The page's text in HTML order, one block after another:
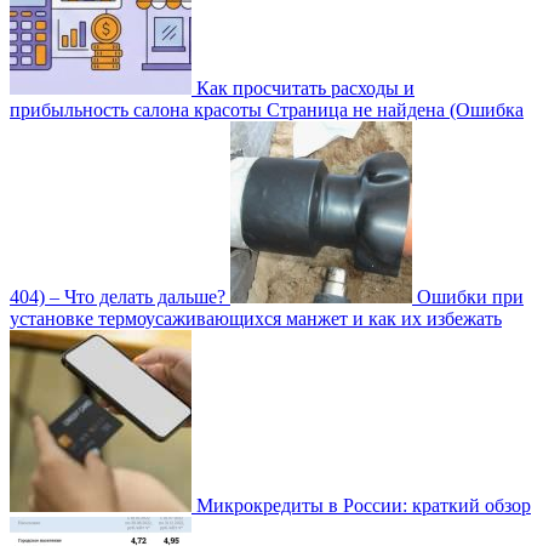
Как просчитать расходы и
прибыльность салона красоты Страница не найдена (Ошибка
404) – Что делать дальше?
Ошибки при
установке термоусаживающихся манжет и как их избежать
Микрокредиты в России: краткий обзор